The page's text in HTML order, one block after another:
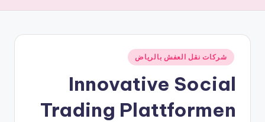
ريال
نُشر
في
شركات نقل العفش بالرياض
Innovative Social
Trading Plattformen